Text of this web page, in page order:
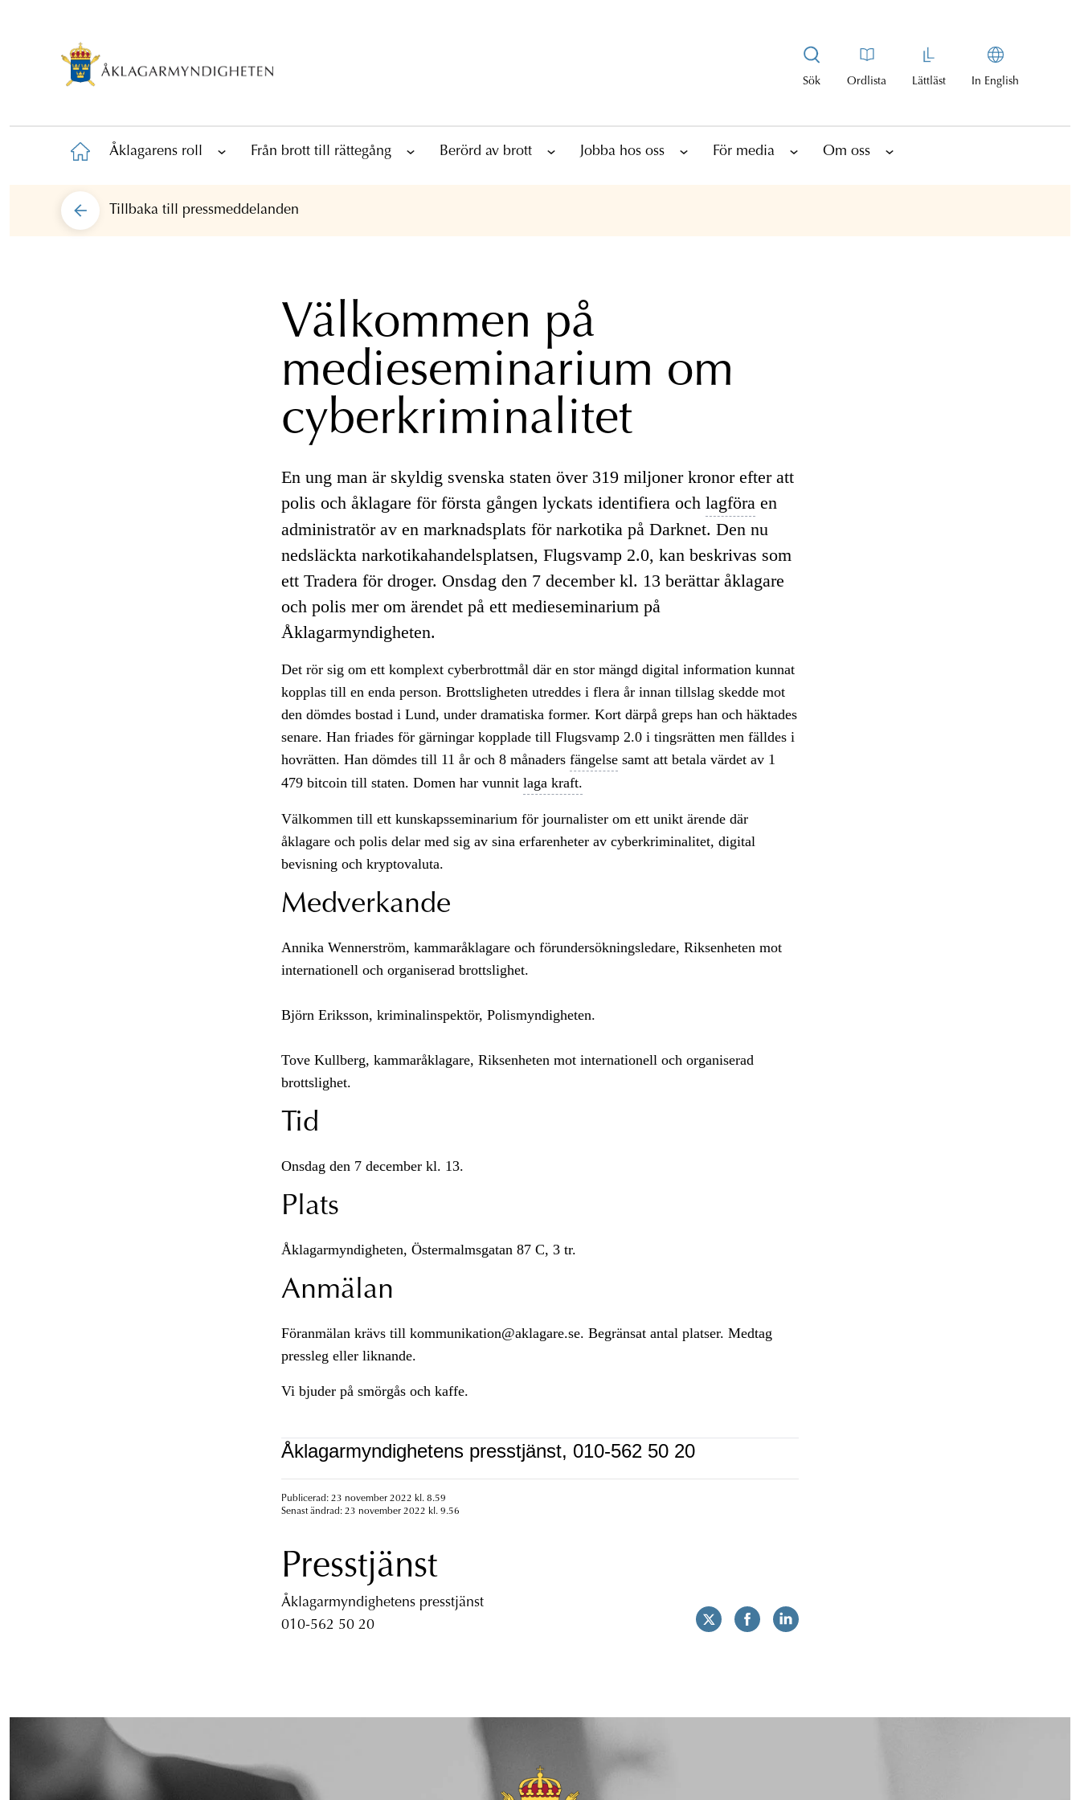
Sök Ordlista Lättläst In English
Åklagarens roll Från brott till rättegång Berörd av brott Jobba hos oss För media Om oss
Tillbaka till pressmeddelanden
Välkommen på
medieseminarium om
cyberkriminalitet
En ung man är skyldig svenska staten över 319 miljoner kronor efter att
polis och åklagare för första gången lyckats identifiera och lagföra en
administratör av en marknadsplats för narkotika på Darknet. Den nu
nedsläckta narkotikahandelsplatsen, Flugsvamp 2.0, kan beskrivas som
ett Tradera för droger. Onsdag den 7 december kl. 13 berättar åklagare
och polis mer om ärendet på ett medieseminarium på
Åklagarmyndigheten.
Det rör sig om ett komplext cyberbrottmål där en stor mängd digital information kunnat
kopplas till en enda person. Brottsligheten utreddes i flera år innan tillslag skedde mot
den dömdes bostad i Lund, under dramatiska former. Kort därpå greps han och häktades
senare. Han friades för gärningar kopplade till Flugsvamp 2.0 i tingsrätten men fälldes i
hovrätten. Han dömdes till 11 år och 8 månaders fängelsesamt att betala värdet av 1
479 bitcoin till staten. Domen har vunnit laga kraft.
Välkommen till ett kunskapsseminarium för journalister om ett unikt ärende där
åklagare och polis delar med sig av sina erfarenheter av cyberkriminalitet, digital
bevisning och kryptovaluta.
Medverkande
Annika Wennerström, kammaråklagare och förundersökningsledare, Riksenheten mot
internationell och organiserad brottslighet.
Björn Eriksson, kriminalinspektör, Polismyndigheten.
Tove Kullberg, kammaråklagare, Riksenheten mot internationell och organiserad
brottslighet.
Tid
Onsdag den 7 december kl. 13.
Plats
Åklagarmyndigheten, Östermalmsgatan 87 C, 3 tr.
Anmälan
Föranmälan krävs till kommunikation@aklagare.se. Begränsat antal platser. Medtag
pressleg eller liknande.
Vi bjuder på smörgås och kaffe.
Åklagarmyndighetens presstjänst, 010-562 50 20
Publicerad: 23 november 2022 kl. 8.59
Senast ändrad: 23 november 2022 kl. 9.56
Presstjänst
Åklagarmyndighetens presstjänst
010-562 50 20